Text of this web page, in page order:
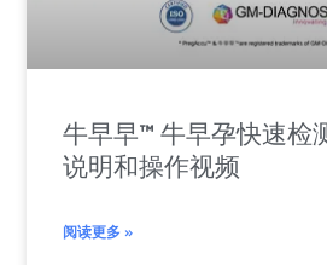
牛早早™ 牛早孕快速检
说明和操作视频
阅读更多 »